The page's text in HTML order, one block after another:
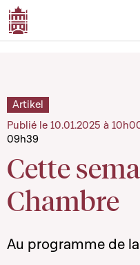
Cette
Chambre
Artikel
Publié le 10.01.2025 à
09h39
Au programme de